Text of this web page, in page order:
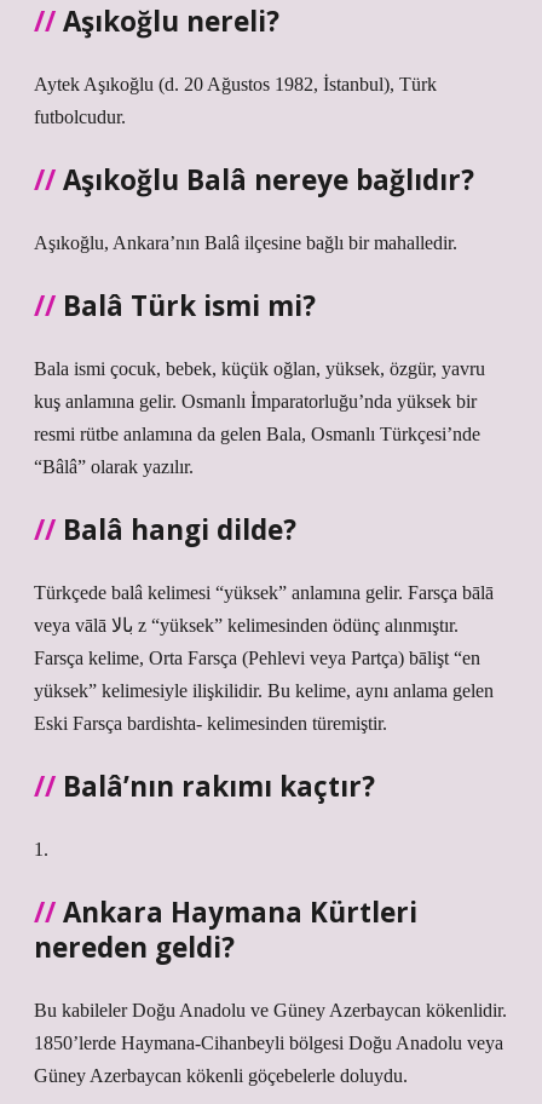
Aşıkoğlu nereli?
Aytek Aşıkoğlu (d. 20 Ağustos 1982, İstanbul), Türk
futbolcudur.
Aşıkoğlu Balâ nereye bağlıdır?
Aşıkoğlu, Ankara’nın Balâ ilçesine bağlı bir mahalledir.
Balâ Türk ismi mi?
Bala ismi çocuk, bebek, küçük oğlan, yüksek, özgür, yavru
kuş anlamına gelir. Osmanlı İmparatorluğu’nda yüksek bir
resmi rütbe anlamına da gelen Bala, Osmanlı Türkçesi’nde
“Bâlâ” olarak yazılır.
Balâ hangi dilde?
Türkçede balâ kelimesi “yüksek” anlamına gelir. Farsça bālā
veya vālā بالا z “yüksek” kelimesinden ödünç alınmıştır.
Farsça kelime, Orta Farsça (Pehlevi veya Partça) bālişt “en
yüksek” kelimesiyle ilişkilidir. Bu kelime, aynı anlama gelen
Eski Farsça bardishta- kelimesinden türemiştir.
Balâ’nın rakımı kaçtır?
1.
Ankara Haymana Kürtleri
nereden geldi?
Bu kabileler Doğu Anadolu ve Güney Azerbaycan kökenlidir.
1850’lerde Haymana-Cihanbeyli bölgesi Doğu Anadolu veya
Güney Azerbaycan kökenli göçebelerle doluydu.